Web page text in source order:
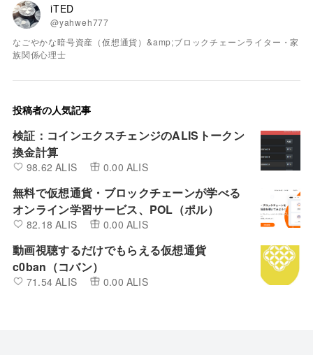
iTED
@yahweh777
なごやかな暗号資産（仮想通貨）&amp;ブロックチェーンライター・家
族関係心理士
投稿者の人気記事
検証：コインエクスチェンジのALISトークン
換金計算
98.62 ALIS 0.00 ALIS
無料で仮想通貨・ブロックチェーンが学べる
オンライン学習サービス、POL（ポル）
82.18 ALIS 0.00 ALIS
動画視聴するだけでもらえる仮想通貨
c0ban（コバン）
71.54 ALIS 0.00 ALIS